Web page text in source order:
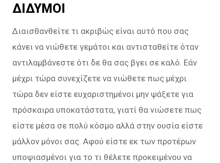
ΔΙΔΥΜΟΙ
Διαισθανθείτε τι ακριβώς είναι αυτό που σας
κάνει να νιώθετε γεμάτοι και αντισταθείτε όταν
αντιλαμβάνεστε ότι δε θα σας βγει σε καλό. Εάν
μέχρι τώρα συνεχίζετε να νιώθετε πως μέχρι
τώρα δεν είστε ευχαριστημένοι μην ψάξετε για
πρόσκαιρα υποκατάστατα, γιατί θα νιώσετε πως
είστε μέσα σε πολύ κόσμο αλλά στην ουσία είστε
μάλλον μόνοι σας. Αφού είστε εκ των προτέρων
υποψιασμένοι για το τι θέλετε προκειμένου να